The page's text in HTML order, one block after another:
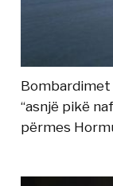
Bombardimet
“asnjë pikë
përmes